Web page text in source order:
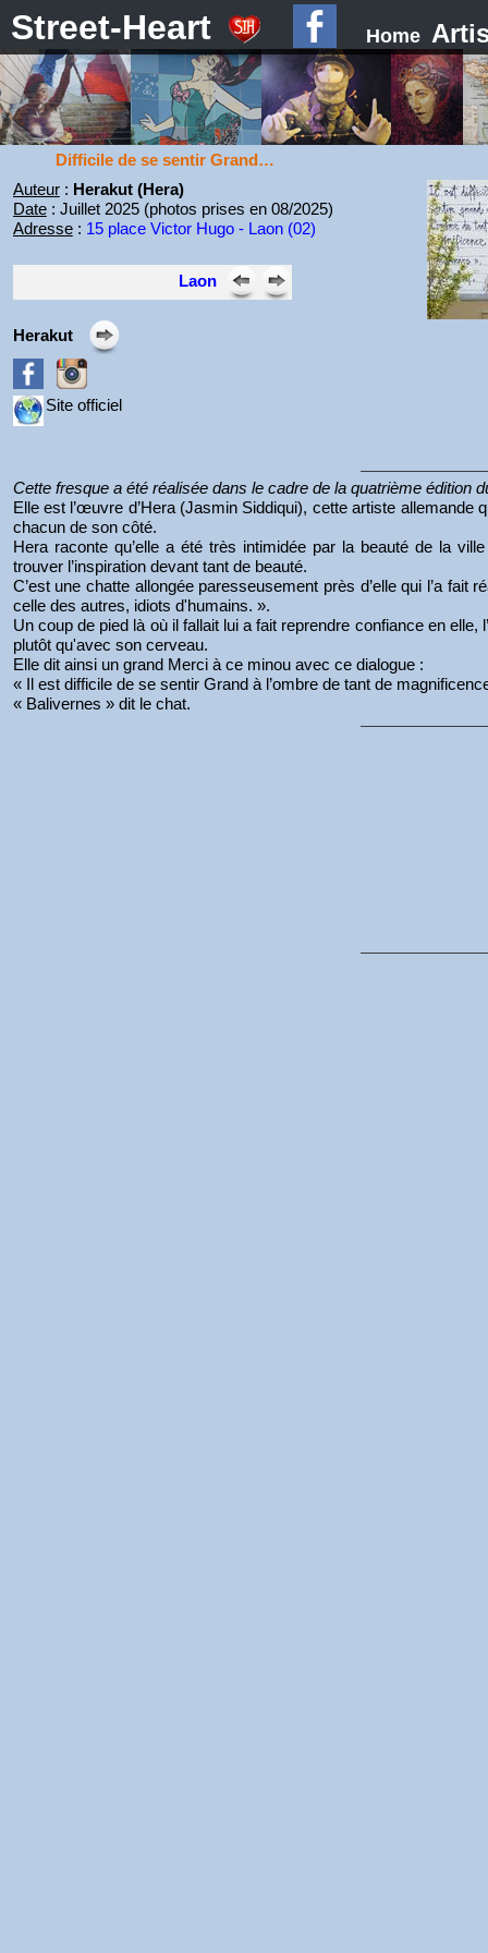
Street-Heart Home
Difficile de se sentir Grand…
Auteur: Herakut (Hera)
Date: Juillet 2025 (photos prises en 08/2025)
Adresse: 15 place Victor Hugo - Laon (02)
Laon
Herakut
Site officiel
Cette fresque a été réalisée dans le cadre de la quatrième édition
Elle est l’œuvre d’Hera (Jasmin Siddiqui), cette artiste
chacun de son côté.
Hera raconte qu’elle a été très intimidée par la beauté de la
trouver l’inspiration devant tant de beauté.
C’est une chatte allongée paresseusement près d’elle qui l’a
celle des autres, idiots d'humains. ».
Un coup de pied là où il fallait lui a fait reprendre confiance en
plutôt qu'avec son cerveau.
Elle dit ainsi un grand Merci à ce minou avec ce dialogue :
« Il est difficile de se sentir Grand à l’ombre de tant de
« Balivernes » dit le chat.